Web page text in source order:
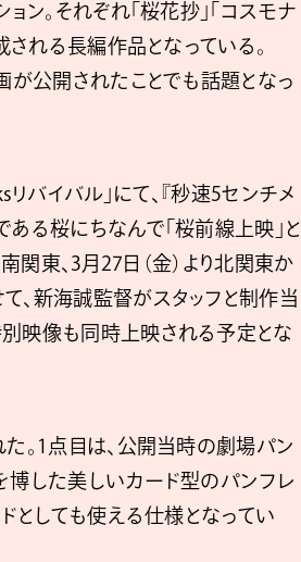
。それぞれ「桜花抄」「コスモナ
される長編作品となっている。
公開されたことでも話題となっ
バイバル」にて、『秒速5センチメ
る桜にちなんで「桜前線上映」と
関東、3月27日（金）より北関東か
、新海誠監督がスタッフと制作当
映像も同時上映される予定とな
。1点目は、公開当時の劇場パン
博した美しいカード型のパンフレ
としても使える仕様となってい